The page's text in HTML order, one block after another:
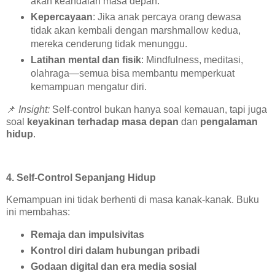
Kepercayaan: Jika anak percaya orang dewasa
tidak akan kembali dengan marshmallow kedua,
mereka cenderung tidak menunggu.
Latihan mental dan fisik: Mindfulness, meditasi,
olahraga—semua bisa membantu memperkuat
kemampuan mengatur diri.
📌 Insight: Self-control bukan hanya soal kemauan, tapi juga
soal
keyakinan terhadap masa depan dan pengalaman
hidup.
4. Self-Control Sepanjang Hidup
Kemampuan ini tidak berhenti di masa kanak-kanak. Buku
ini membahas:
Remaja dan impulsivitas
Kontrol diri dalam hubungan pribadi
Godaan digital dan era media sosial